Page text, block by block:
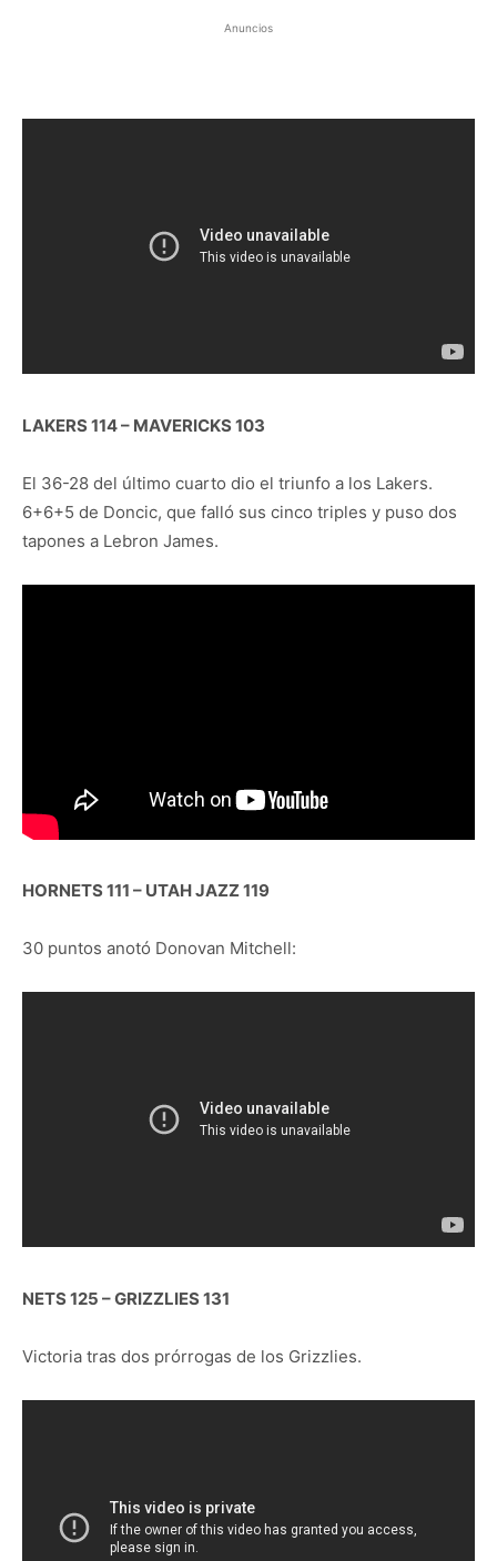
Anuncios
LAKERS 114 – MAVERICKS 103
El 36-28 del último cuarto dio el triunfo a los Lakers.
6+6+5 de Doncic, que falló sus cinco triples y puso dos
tapones a Lebron James.
HORNETS 111 – UTAH JAZZ 119
30 puntos anotó Donovan Mitchell:
NETS 125 – GRIZZLIES 131
Victoria tras dos prórrogas de los Grizzlies.